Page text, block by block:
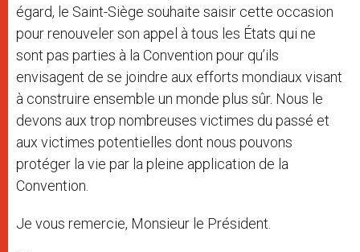
égard, le Saint-Siège souhaite saisir cette occasion
pour renouveler son appel à tous les États qui ne
sont pas parties à la Convention pour qu’ils
envisagent de se joindre aux efforts mondiaux visant
à construire ensemble un monde plus sûr. Nous le
devons aux trop nombreuses victimes du passé et
aux victimes potentielles dont nous pouvons
protéger la vie par la pleine application de la
Convention.
Je vous remercie, Monsieur le Président.